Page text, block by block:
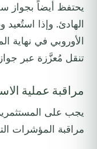
يحتفظ أيضاً بجواز
الهادئ. وإذا استُعيد
الأوروبي في
تنقل مُعزَّزة عبر
مراقبة عملية
يجب على
مراقبة المؤشرات